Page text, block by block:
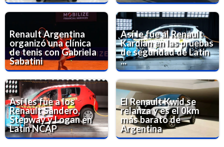
Renault Argentina
organizó una clínica
de tenis con Gabriela
Sabatini
Así le fue al Renault
Kardian en las pruebas
de seguridad de Latin
...
Así les fue a los
Renault Sandero,
Stepway y Logan en
Latin NCAP
El Renault Kwid se
relanza y es el 0km
más barato de
Argentina